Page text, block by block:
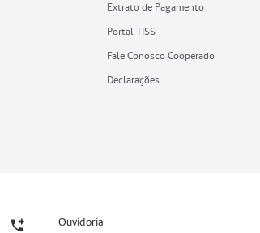
Extrato de Pagamento
Portal TISS
Fale Conosco Cooperado
Declarações
Ouvidoria